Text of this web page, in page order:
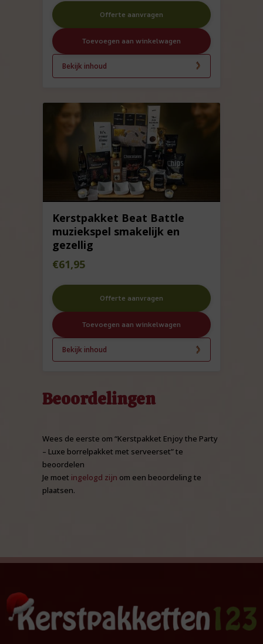
Offerte aanvragen
Toevoegen aan winkelwagen
Bekijk inhoud
Kerstpakket Beat Battle
muziekspel smakelijk en
gezellig
€61,95
Offerte aanvragen
Toevoegen aan winkelwagen
Bekijk inhoud
Beoordelingen
Wees de eerste om “Kerstpakket Enjoy the Party
– Luxe borrelpakket met serveerset” te
beoordelen
Je moet ingelogd zijn om een beoordeling te
plaatsen.